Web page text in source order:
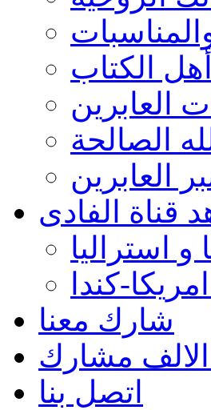
أهل الكتاب
العابرين
الصالحة
العابرين
قناة الفادى
استراليا
كندا
شارك معنا
مشارك
اتصل بنا